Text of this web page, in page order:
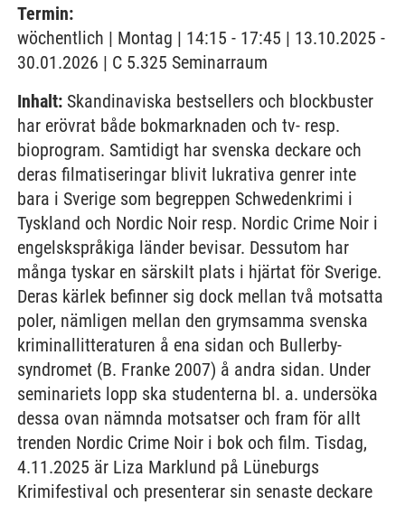
Termin:
wöchentlich | Montag | 14:15 - 17:45 | 13.10.2025 -
30.01.2026 | C 5.325 Seminarraum
Inhalt: Skandinaviska bestsellers och blockbuster
har erövrat både bokmarknaden och tv- resp.
bioprogram. Samtidigt har svenska deckare och
deras filmatiseringar blivit lukrativa genrer inte
bara i Sverige som begreppen Schwedenkrimi i
Tyskland och Nordic Noir resp. Nordic Crime Noir i
engelskspråkiga länder bevisar. Dessutom har
många tyskar en särskilt plats i hjärtat för Sverige.
Deras kärlek befinner sig dock mellan två motsatta
poler, nämligen mellan den grymsamma svenska
kriminallitteraturen å ena sidan och Bullerby-
syndromet (B. Franke 2007) å andra sidan. Under
seminariets lopp ska studenterna bl. a. undersöka
dessa ovan nämnda motsatser och fram för allt
trenden Nordic Crime Noir i bok och film. Tisdag,
4.11.2025 är Liza Marklund på Lüneburgs
Krimifestival och presenterar sin senaste deckare